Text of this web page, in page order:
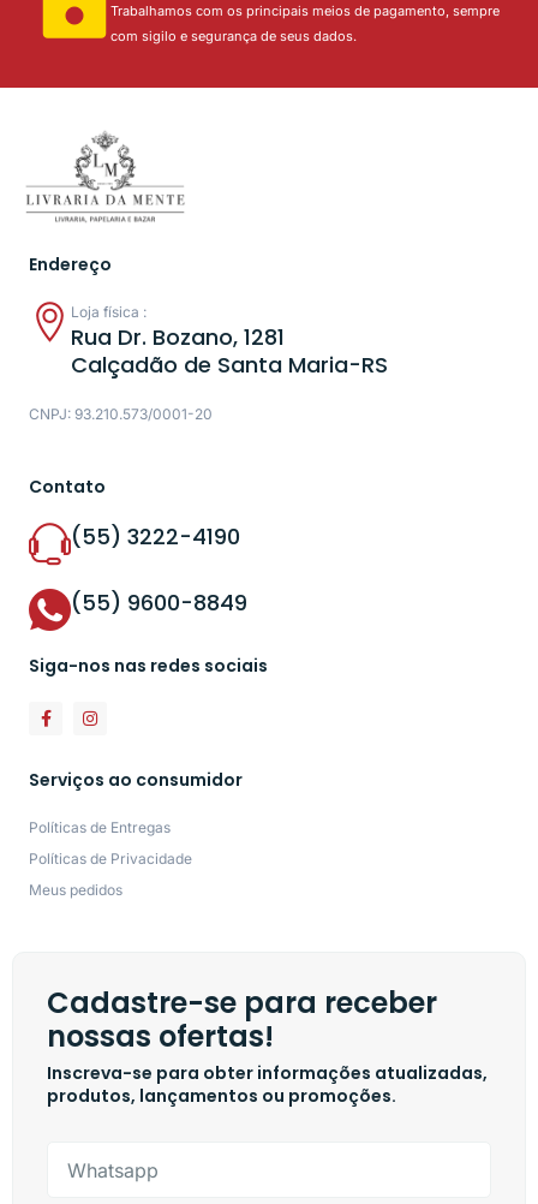
Trabalhamos com os principais meios de pagamento, sempre
com sigilo e segurança de seus dados.
Endereço
Loja física :
Rua Dr. Bozano, 1281
Calçadão de Santa Maria-RS
CNPJ: 93.210.573/0001-20
Contato
(55) 3222-4190
(55) 9600-8849
Siga-nos nas redes sociais
Serviços ao consumidor
Políticas de Entregas
Políticas de Privacidade
Meus pedidos
Cadastre-se para receber
nossas ofertas!
Inscreva-se para obter informações atualizadas,
produtos, lançamentos ou promoções.